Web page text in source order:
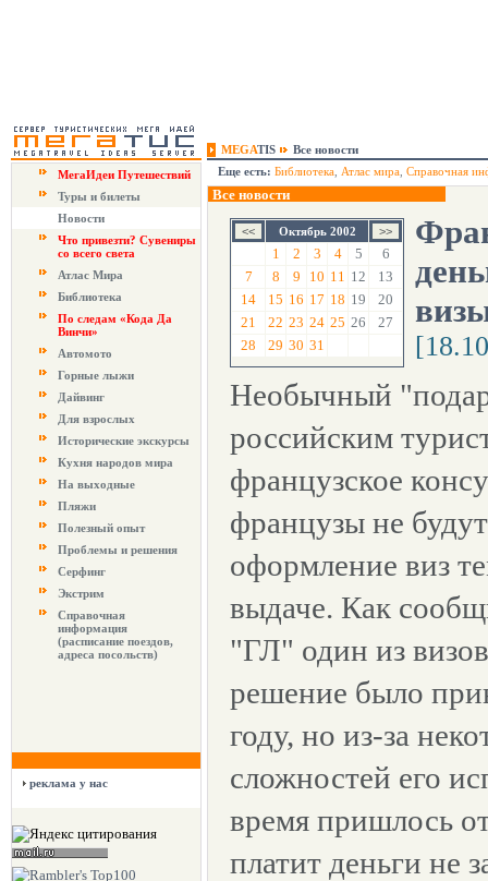
MEGATIS
Все новости
МегаИдеи Путешествий
Туры и билеты
Новости
Что привезти? Сувениры
со всего света
Атлас Мира
Библиотека
По следам «Кода Да
Винчи»
Автомото
Горные лыжи
Дайвинг
Для взрослых
Исторические экскурсы
Кухня народов мира
На выходные
Пляжи
Полезный опыт
Проблемы и решения
Серфинг
Экстрим
Справочная
информация
(расписание поездов,
адреса посольств)
реклама у нас
Еще есть: Библиотека Атлас мира Справочная
Все новости
Октябрь 2002
1 2 3 4 5
6
7
8 9 10 11 12
13
14
15 16 17 18 19
20
21
22 23 24 25 26
27
28
29 30 31
Необычный
российским
французское
французы не
оформление виз
выдаче. Как
"ГЛ" один из
решение было
году, но из-за
сложностей его
время пришлось
платит деньги не